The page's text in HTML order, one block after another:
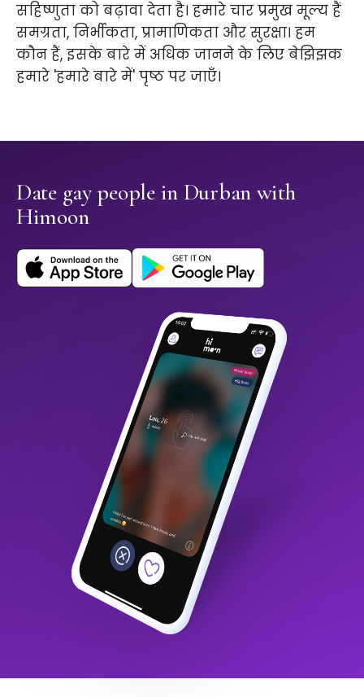
सहिष्णुता को बढ़ावा देता है। हमारे चार प्रमुख मूल्य हैं
समग्रता, निर्भीकता, प्रामाणिकता और सुरक्षा। हम
कौन हैं, इसके बारे में अधिक जानने के लिए बेझिझक
हमारे 'हमारे बारे में' पृष्ठ पर जाएँ।
Date gay people in Durban with
Himoon